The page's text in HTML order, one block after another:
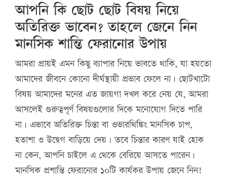
আপনি কি ছোট ছোট বিষয় নিয়ে
অতিরিক্ত ভাবেন? তাহলে জেনে নিন
মানসিক শান্তি ফেরানোর উপায়
আমরা প্রায়ই এমন কিছু ব্যাপার নিয়ে ভাবতে থাকি, যা হয়তো
আমাদের জীবনে কোনো দীর্ঘস্থায়ী প্রভাব ফেলে না। ছোটখাটো
বিষয় আমাদের মনের এত জায়গা দখল করে নেয় যে, আমরা
আসলেই গুরুত্বপূর্ণ বিষয়গুলোর দিকে মনোযোগ দিতে পারি
না। এভাবে অতিরিক্ত চিন্তা বা ওভারথিঙ্কিং মানসিক চাপ,
হতাশা ও উদ্বেগ বাড়িয়ে দেয়। তবে চিন্তার কারণ যাই হোক
না কেন, আপনি চাইলে এ থেকে বেরিয়ে আসতে পারেন।
মানসিক প্রশান্তি ফেরানোর ১০টি কার্যকর উপায় জেনে নিন!